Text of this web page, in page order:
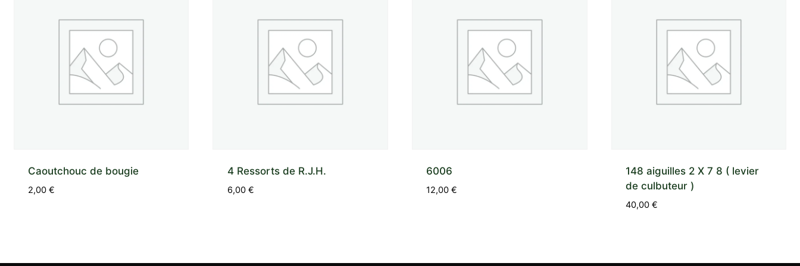
Caoutchouc de bougie
2,00€
4 Ressorts de R.J.H.
6,00 €
6006
12,00€
148 aiguilles 2 X 7 8 ( levier
de culbuteur )
40,00€